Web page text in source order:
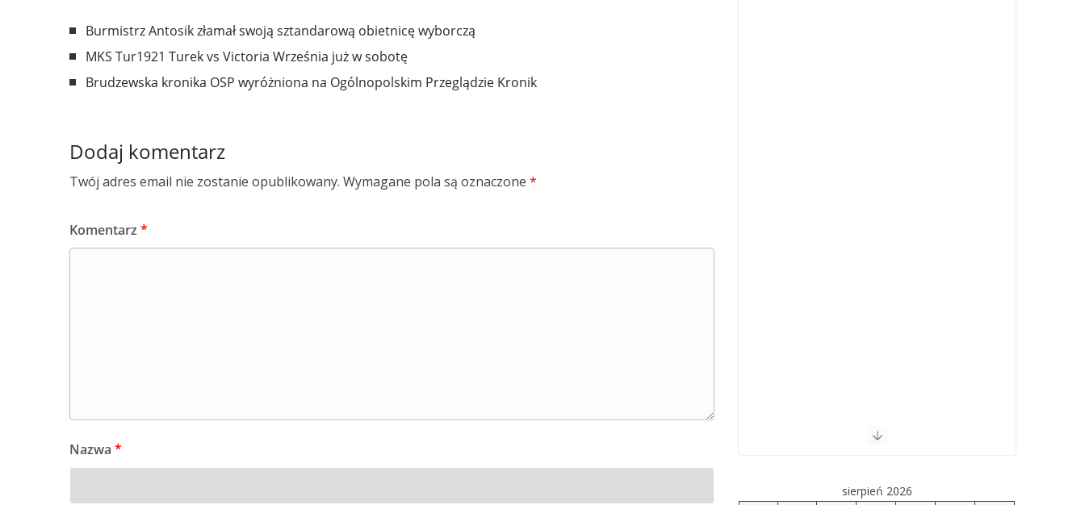
Burmistrz Antosik złamał swoją sztandarową obietnicę wyborczą
MKS Tur1921 Turek vs Victoria Września już w sobotę
Brudzewska kronika OSP wyróżniona na Ogólnopolskim Przeglądzie Kronik
Dodaj komentarz
Twój adres email nie zostanie opublikowany. Wymagane pola są oznaczone *
Komentarz *
Nazwa *
sierpień 2026